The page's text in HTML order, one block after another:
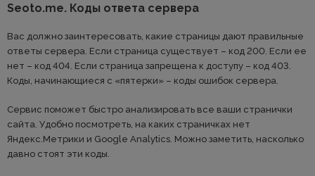
Seoto.me. Коды ответа сервера
Вас должно заинтересовать, какие страницы дают правильные
ответы сервера. Если страница существует – код 200. Если ее
нет – код 404. Если страница запрещена к доступу – код 403.
Коды, начинающиеся с «пятерки» – коды ошибок сервера.
Сервис поможет быстро анализировать все ваши странички
сайта. Удобно посмотреть, на каких страничках нет
Яндекс.Метрики и Google Analytics. Можно заметить, насколько
давно стоят эти коды.